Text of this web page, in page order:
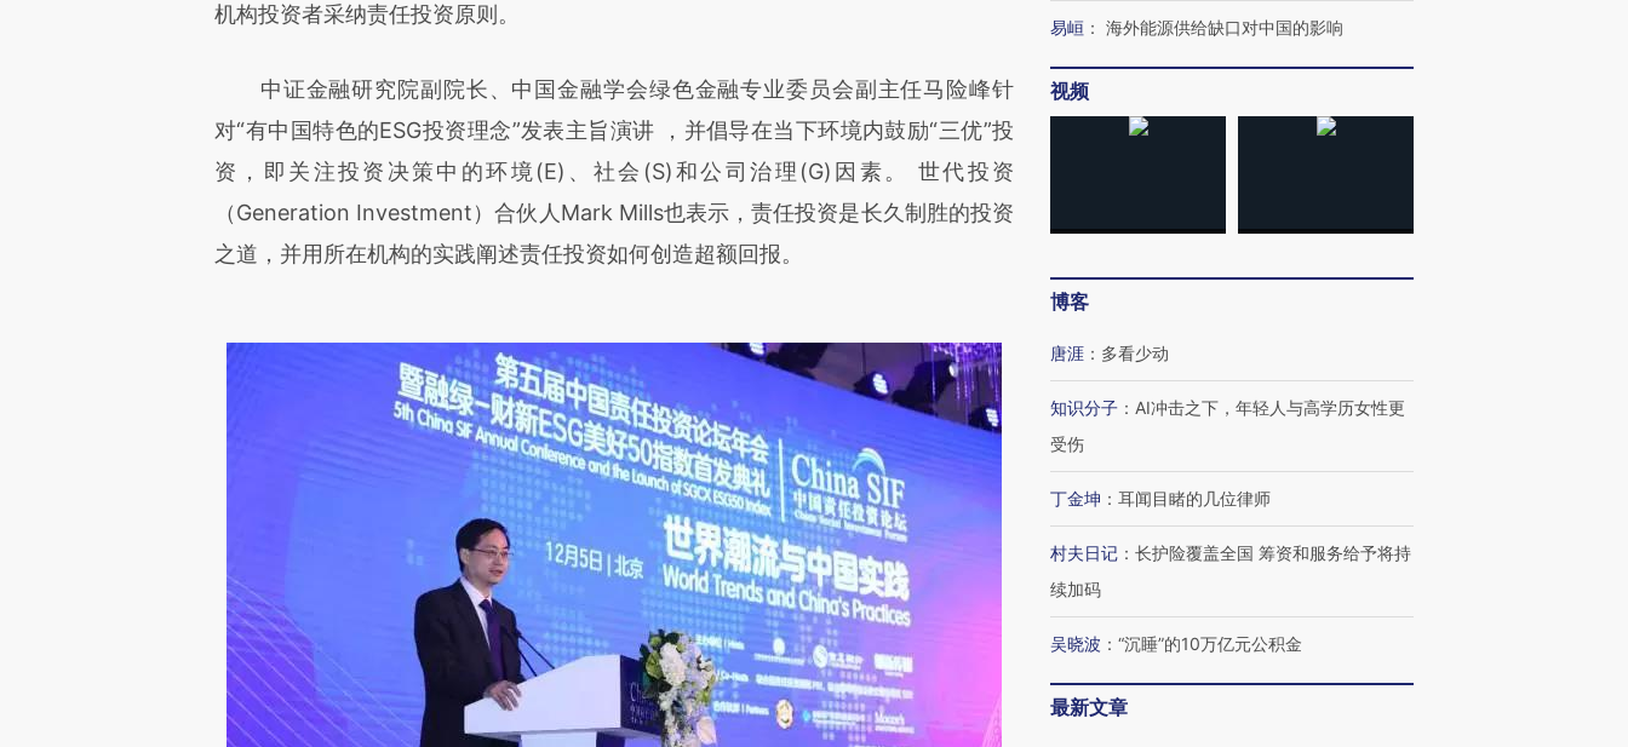
机构投资者采纳责任投资原则。
中证金融研究院副院长、中国金融学会绿色金融专业委员会副主任马险峰针
对“有中国特色的ESG投资理念”发表主旨演讲 ，并倡导在当下环境内鼓励“三优”投
资，即关注投资决策中的环境(E)、社会(S)和公司治理(G)因素。 世代投资
（Generation Investment）合伙人Mark Mills也表示，责任投资是长久制胜的投资
之道，并用所在机构的实践阐述责任投资如何创造超额回报。
易峘 ： 海外能源供给缺口对中国的影响
视频
博客
唐涯 ： 多看少动
知识分子 ： AI冲击之下，年轻人与高学历女性更
受伤
丁金坤 ： 耳闻目睹的几位律师
村夫日记 ： 长护险覆盖全国 筹资和服务给予将持
续加码
吴晓波 ： “沉睡”的10万亿元公积金
最新文章